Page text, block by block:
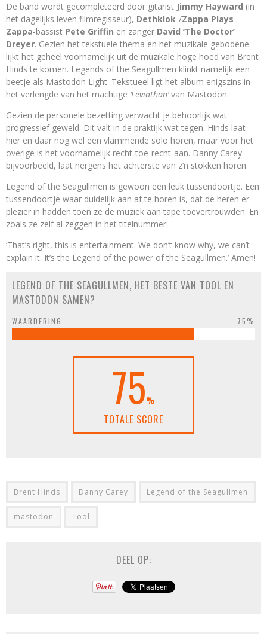
De band wordt gecompleteerd door gitarist Jimmy Hayward (in
het dagelijks leven filmregisseur), Dethklok-/Zappa Plays
Zappa-bassist Pete Griffin en zanger David ‘The Doctor’
Dreyer. Gezien het tekstuele thema en het muzikale gebodene
lijkt het geheel voornamelijk uit de muzikale hoge hoed van Brent
Hinds te komen. Legends of the Seagullmen klinkt namelijk een
beetje als Mastodon Light. Tekstueel ligt het album enigszins in
het verlengde van het machtige ‘Leviathan’van Mastodon.
Gezien de personele bezetting verwacht je behoorlijk wat
progressief geweld. Dit valt in de praktijk wat tegen. Hinds laat
hier en daar nog wel een vlammende solo horen, maar voor het
overige is het voornamelijk recht-toe-recht-aan. Danny Carey
bijvoorbeeld, laat nergens het achterste van z’n stokken horen.
Legend of the Seagullmen is gewoon een leuk tussendoortje. Een
tussendoortje waar duidelijk aan af te horen is, dat de heren er
plezier in hadden toen ze de muziek aan tape toevertrouwden. En
zoals ze zelf al zeggen in het titelnummer:
‘That’s right, this is entertainment. We don’t know why, we can’t
explain it. It’s the Legend of the power of the Seagullmen.’ Amen!
LEGEND OF THE SEAGULLMEN, HET BESTE VAN TOOL EN
MASTODON SAMEN?
WAARDERING 75%
75%
TOTALE SCORE
Brent Hinds Danny Carey Legend of the Seagullmen
mastodon Tool
DEEL OP: